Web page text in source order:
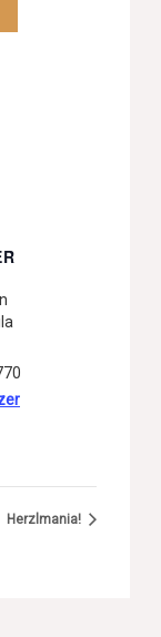
Herzlmania!